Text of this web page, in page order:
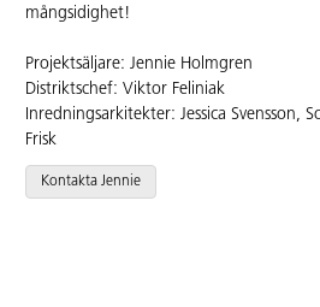
mångsidighet!
Projektsäljare: Jennie Holmgren
Distriktschef: Viktor Feliniak
Inredningsarkitekter: Jessica Svensson,
Frisk
Kontakta Jennie